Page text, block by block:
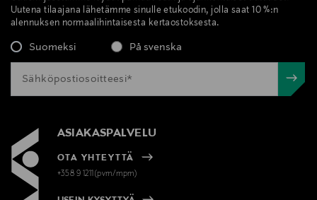
Uutena tilaajana lähetämme sinulle etukoodin, jolla saat 10 %:n
alennuksen normaalihintaisesta kertaostoksesta.
Suomeksi På svenska
ASIAKASPALVELU
OTA YHTEYTTÄ
+358 9 1211(pvm/mpm)